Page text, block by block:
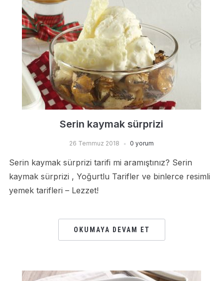
Serin kaymak sürprizi
26 Temmuz 2018 0 yorum
Serin kaymak sürprizi tarifi mi aramıştınız? Serin
kaymak sürprizi , Yoğurtlu Tarifler ve binlerce resimli
yemek tarifleri – Lezzet!
OKUMAYA DEVAM ET